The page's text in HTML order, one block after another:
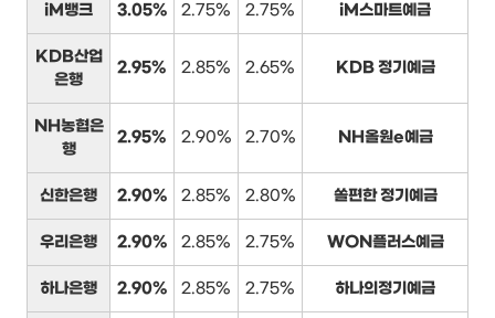
iM뱅크 3.05% 2.75% 2.75% iM스마트예금
KDB산업
은행
2.95% 2.85% 2.65% KDB 정기예금
NH농협은
행
2.95% 2.90% 2.70% NH올원e예금
신한은행 2.90% 2.85% 2.80% 쏠편한 정기예금
우리은행 2.90% 2.85% 2.75% WON플러스예금
하나은행 2.90% 2.85% 2.75% 하나의정기예금